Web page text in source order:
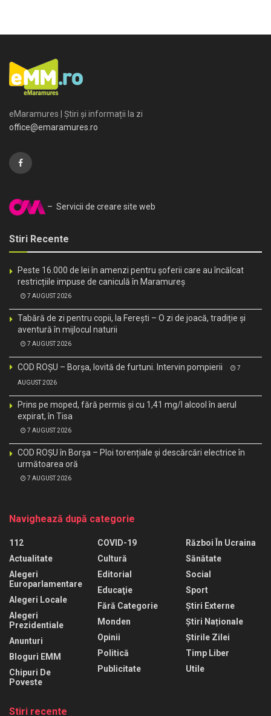
eMaramures | Știri și informații la zi
office@emaramures.ro
– Servicii de creare site web
Stiri Recente
Peste 16.000 de lei în amenzi pentru șoferii care au încălcat
restricțiile impuse de caniculă în Maramureș
7 AUGUST 2026
Tabără de zi pentru copii, la Ferești – O zi de joacă, tradiție și
aventură în mijlocul naturii
7 AUGUST 2026
COD ROȘU – Borșa, lovită de furtuni. Intervin pompierii 7
AUGUST 2026
Prins pe moped, fără permis și cu 1,41 mg/l alcool în aerul
expirat, în Tisa
7 AUGUST 2026
COD ROȘU în Borșa – Ploi torențiale și descărcări electrice în
următoarea oră
7 AUGUST 2026
Navighează după categorie
112
Actualitate
Alegeri
Europarlamentare
Alegeri Locale
Alegeri
Prezidentiale
Anunturi
Bloguri EMM
Chipuri De
Poveste
COVID-19
Cultură
Editorial
Educaţie
Fără Categorie
Monden
Opinii
Politică
Publicitate
Război În Ucraina
Sănătate
Social
Sport
Știri Externe
Știri Naționale
Știrile Zilei
Timp Liber
Utile
Stiri recente